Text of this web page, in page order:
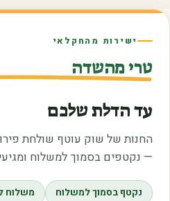
ישירות מהחקלאי
טרי מהשדה
עד הדלת שלכם
החנות של שוק עוטף שולחת
— נקטפים בסמוך למשלוח
נקטף בסמוך למשלוח
משלוח